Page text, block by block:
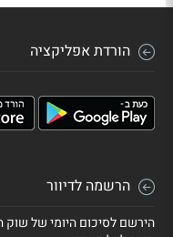
הורדת אפליקציה
הרשמה לדיוור
הירשם לסיכום היומי של שוק